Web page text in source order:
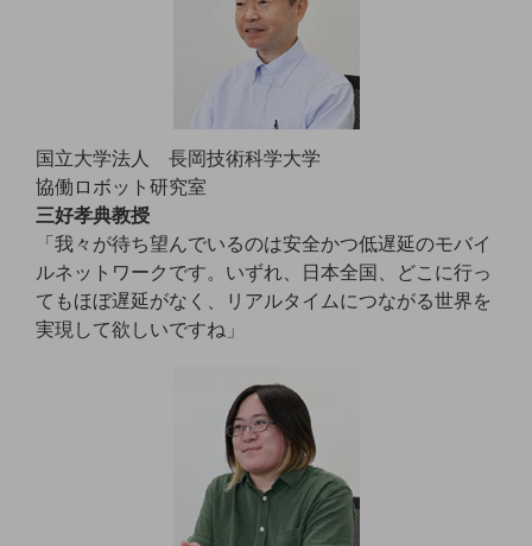
医療・介護
モビリティ
製造・建設業
法人向けスマホ・携帯に関する、
おすすめの機種、料金やサービスをご紹介
国立大学法人 長岡技術科学大学
協働ロボット研究室
三好孝典教授
「我々が待ち望んでいるのは安全かつ低遅延のモバイ
ルネットワークです。いずれ、日本全国、どこに行っ
てもほぼ遅延がなく、リアルタイムにつながる世界を
実現して欲しいですね」